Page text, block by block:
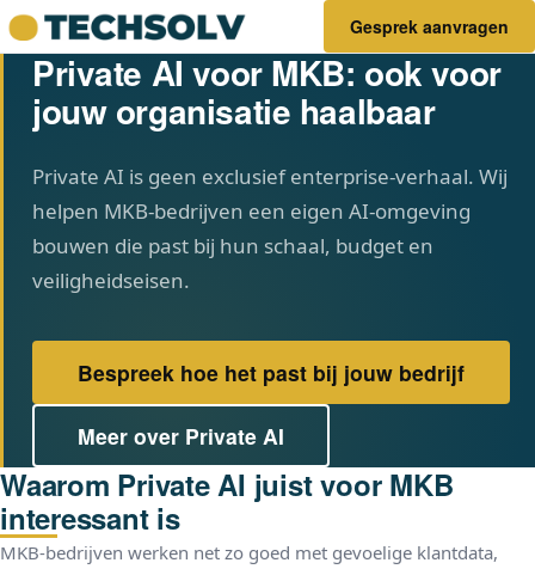
Gesprek aanvragen
Private AI voor MKB: ook voor
jouw organisatie haalbaar
Private AI is geen exclusief enterprise-verhaal. Wij
helpen MKB-bedrijven een eigen AI-omgeving
bouwen die past bij hun schaal, budget en
veiligheidseisen.
Bespreek hoe het past bij jouw bedrijf
Meer over Private AI
Waarom Private AI juist voor MKB
interessant is
MKB-bedrijven werken net zo goed met gevoelige klantdata,